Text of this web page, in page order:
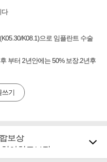
다
K08.1)으로 임플란트 수술
부터 2년안에는 50% 보장.2년후
쓰기
아치료보장